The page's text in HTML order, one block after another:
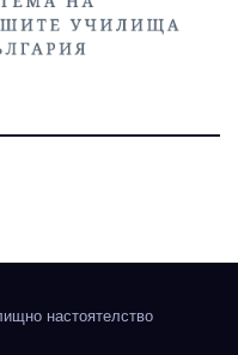
настоятелство